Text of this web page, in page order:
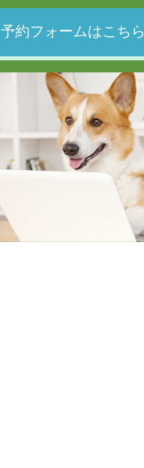
予約フォームはこちら